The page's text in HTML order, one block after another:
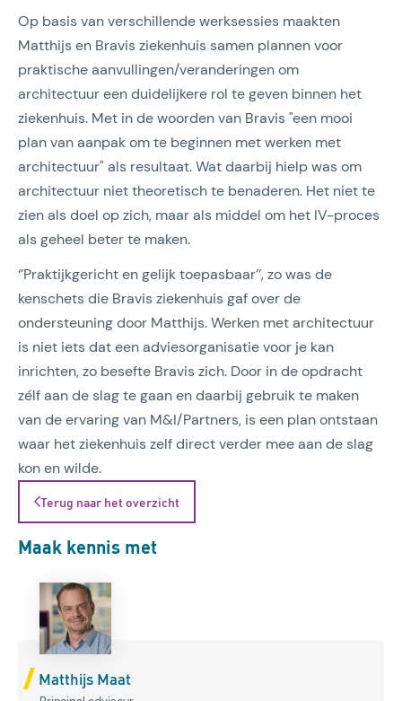
Op basis van verschillende werksessies maakten
Matthijs en Bravis ziekenhuis samen plannen voor
praktische aanvullingen/veranderingen om
architectuur een duidelijkere rol te geven binnen het
ziekenhuis. Met in de woorden van Bravis "een mooi
plan van aanpak om te beginnen met werken met
architectuur" als resultaat. Wat daarbij hielp was om
architectuur niet theoretisch te benaderen. Het niet te
zien als doel op zich, maar als middel om het IV-proces
als geheel beter te maken.
‘’Praktijkgericht en gelijk toepasbaar’’, zo was de
kenschets die Bravis ziekenhuis gaf over de
ondersteuning door Matthijs. Werken met architectuur
is niet iets dat een adviesorganisatie voor je kan
inrichten, zo besefte Bravis zich. Door in de opdracht
zélf aan de slag te gaan en daarbij gebruik te maken
van de ervaring van M&I/Partners, is een plan ontstaan
waar het ziekenhuis zelf direct verder mee aan de slag
kon en wilde.
Terug naar het overzicht
Maak kennis met
Matthijs Maat